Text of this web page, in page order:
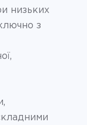
низьких
з